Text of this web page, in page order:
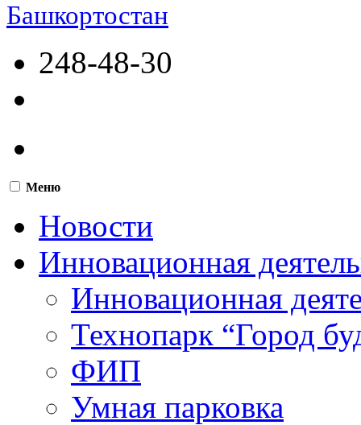
Башкортостан
248-48-30
Меню
Новости
Инновационная
Инновационная
Технопарк “Город
ФИП
Умная парковка